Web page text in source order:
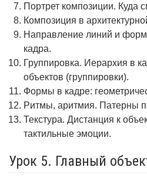
Портрет композиции. Куда
Композиция в
Направление линий и
кадра.
Группировка. Иерархия в
объектов (группировки).
Формы в кадре:
Ритмы, аритмия. Патерны
Текстура. Дистанция к
тактильные эмоции.
Урок 5. Главный